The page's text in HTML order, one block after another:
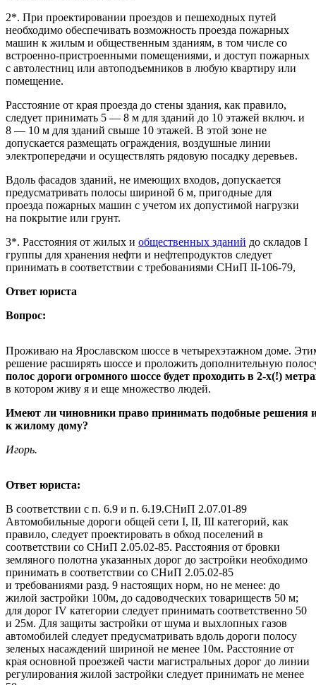
2*. При проектировании проездов и пешеходных путей
необходимо обеспечивать возможность проезда пожарных
машин к жилым и общественным зданиям, в том числе со
встроенно-пристроенными помещениями, и доступ пожарных
с автолестниц или автоподъемников в любую квартиру или
помещение.
Расстояние от края проезда до стены здания, как правило,
следует принимать 5 — 8 м для зданий до 10 этажей включ. и
8 — 10 м для зданий свыше 10 этажей. В этой зоне не
допускается размещать ограждения, воздушные линии
электропередачи и осуществлять рядовую посадку деревьев.
Вдоль фасадов зданий, не имеющих входов, допускается
предусматривать полосы шириной 6 м, пригодные для
проезда пожарных машин с учетом их допустимой нагрузки
на покрытие или грунт.
3*. Расстояния от жилых и общественных зданий до складов I
группы для хранения нефти и нефтепродуктов следует
принимать в соответствии с требованиями СНиП II-106-79,
Ответ юриста
Вопрос:
Проживаю на Ярославском шоссе в четырехэтажном доме.
решение расширять шоссе и проложить дополнительную
полос дороги огромного шоссе будет проходить в 2-х(!)
в котором живу я и еще множество людей.
Имеют ли чиновники право принимать подобные решения и
к жилому дому?
Игорь.
Ответ юриста:
В соответствии с п. 6.9 и п. 6.19.СНиП 2.07.01-89
Автомобильные дороги общей сети I, II, III категорий, как
правило, следует проектировать в обход поселений в
соответствии со СНиП 2.05.02-85. Расстояния от бровки
земляного полотна указанных дорог до застройки необходимо
принимать в соответствии со СНиП 2.05.02-85
и требованиями разд. 9 настоящих норм, но не менее: до
жилой застройки 100м, до садоводческих товариществ 50 м;
для дорог IV категории следует принимать соответственно 50
и 25м. Для защиты застройки от шума и выхлопных газов
автомобилей следует предусматривать вдоль дороги полосу
зеленых насаждений шириной не менее 10м. Расстояние от
края основной проезжей части магистральных дорог до линии
регулирования жилой застройки следует принимать не менее